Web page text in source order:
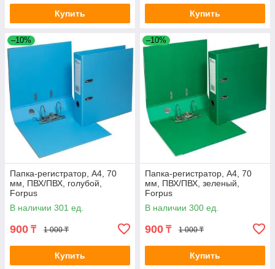
Купить Купить
–10%
Папка-регистратор, А4, 70
мм, ПВХ/ПВХ, голубой,
Forpus
В наличии 301 ед.
900 ₸ 1 000 ₸
Купить
–10%
Папка-регистратор, А4, 70
мм, ПВХ/ПВХ, зеленый,
Forpus
В наличии 300 ед.
900 ₸ 1 000 ₸
Купить